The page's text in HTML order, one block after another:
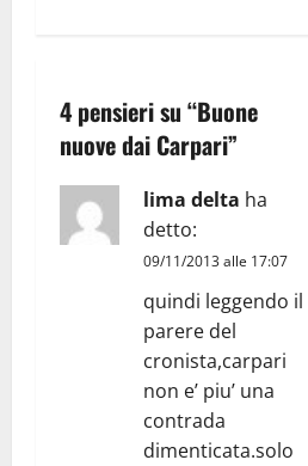
4 pensieri su “Buone
nuove dai Carpari”
lima delta ha
detto:
09/11/2013 alle 17:07
quindi leggendo il
parere del
cronista,carpari
non e’ piu’ una
contrada
dimenticata.solo